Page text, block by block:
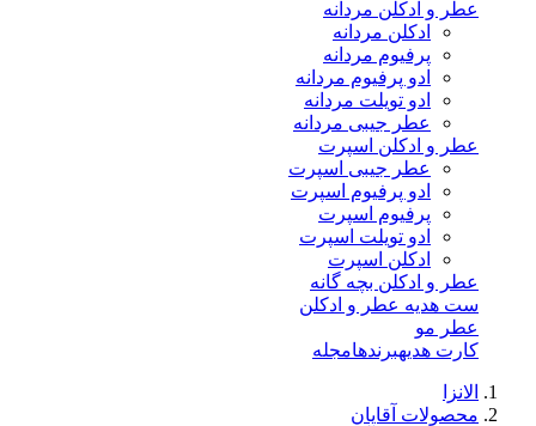
عطر و ادکلن مردانه
ادکلن مردانه
پرفیوم مردانه
ادو پرفیوم مردانه
ادو تویلت مردانه
عطر جیبی مردانه
عطر و ادکلن اسپرت
عطر جیبی اسپرت
ادو پرفیوم اسپرت
پرفیوم اسپرت
ادو تویلت اسپرت
ادکلن اسپرت
عطر و ادکلن بچه گانه
ست هدیه عطر و ادکلن
عطر مو
کارت هدیهبرندهامجله
الانزا
محصولات آقایان